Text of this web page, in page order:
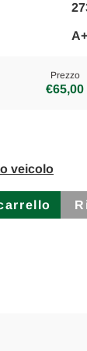
A+
Prezzo
€65,00
veicolo